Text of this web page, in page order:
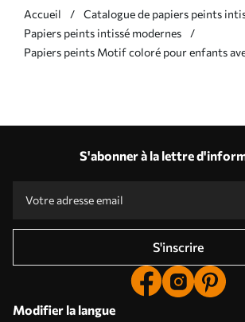
Accueil
Catalogue de papiers peints
Papiers peints intissé modernes
Papiers peints Motif coloré pour enfants
S'abonner à la lettre
S'inscrire
Modifier la langue